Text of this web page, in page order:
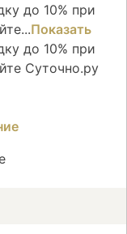
до 10% при
Показать
до 10% при
Суточно.ру